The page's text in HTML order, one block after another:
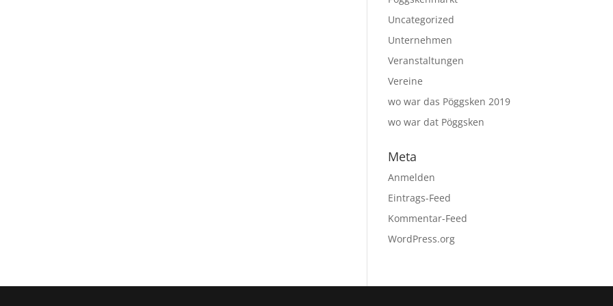
Uncategorized
Unternehmen
Veranstaltungen
Vereine
wo war das Pöggsken 2019
wo war dat Pöggsken
Meta
Anmelden
Eintrags-Feed
Kommentar-Feed
WordPress.org